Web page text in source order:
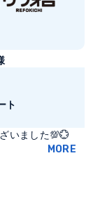
ト
いました💯💮
MORE